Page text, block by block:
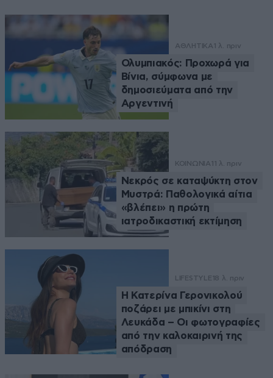
ΑΘΛΗΤΙΚΑ 1 λ. πριν
Ολυμπιακός: Προχωρά για
Βίνια, σύμφωνα με
δημοσιεύματα από την
Αργεντινή
ΚΟΙΝΩΝΙΑ 11 λ. πριν
Νεκρός σε καταψύκτη στον
Μυστρά: Παθολογικά αίτια
«βλέπει» η πρώτη
ιατροδικαστική εκτίμηση
LIFESTYLE 18 λ. πριν
Η Κατερίνα Γερονικολού
ποζάρει με μπικίνι στη
Λευκάδα – Οι φωτογραφίες
από την καλοκαιρινή της
απόδραση